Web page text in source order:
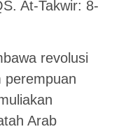
At-Takwir: 8-
revolusi
perempuan
Arab